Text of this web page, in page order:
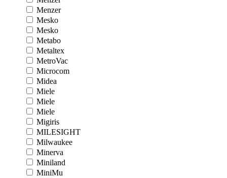
Menzer
Mesko
Mesko
Metabo
Metaltex
MetroVac
Microcom
Midea
Miele
Miele
Miele
Migiris
MILESIGHT
Milwaukee
Minerva
Miniland
MiniMu